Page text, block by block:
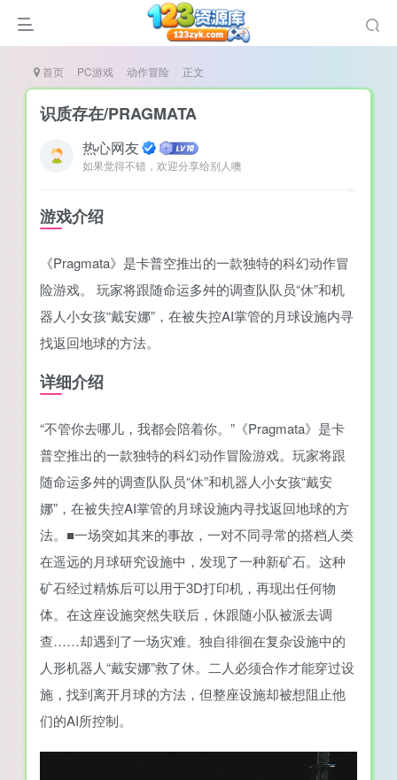
首页 PC游戏 动作冒险 正文
识质存在/PRAGMATA
热心网友
如果觉得不错，欢迎分享给别人噢
游戏介绍
《Pragmata》是卡普空推出的一款独特的科幻动作冒
险游戏。 玩家将跟随命运多舛的调查队队员“休”和机
器人小女孩“戴安娜”，在被失控AI掌管的月球设施内寻
找返回地球的方法。
详细介绍
“不管你去哪儿，我都会陪着你。”《Pragmata》是卡
普空推出的一款独特的科幻动作冒险游戏。玩家将跟
随命运多舛的调查队队员“休”和机器人小女孩“戴安
娜”，在被失控AI掌管的月球设施内寻找返回地球的方
法。■一场突如其来的事故，一对不同寻常的搭档人类
在遥远的月球研究设施中，发现了一种新矿石。这种
矿石经过精炼后可以用于3D打印机，再现出任何物
体。在这座设施突然失联后，休跟随小队被派去调
查……却遇到了一场灾难。独自徘徊在复杂设施中的
人形机器人“戴安娜”救了休。二人必须合作才能穿过设
施，找到离开月球的方法，但整座设施却被想阻止他
们的AI所控制。